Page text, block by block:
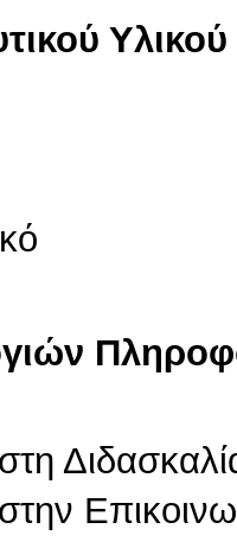
Υλικού